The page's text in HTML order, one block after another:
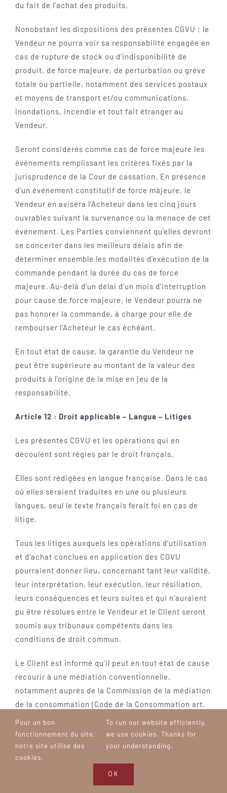
du fait de l’achat des produits.
Nonobstant les dispositions des présentes CGVU ; le
Vendeur ne pourra voir sa responsabilité engagée en
cas de rupture de stock ou d’indisponibilité de
produit, de force majeure, de perturbation ou grève
totale ou partielle, notamment des services postaux
et moyens de transport et/ou communications,
inondations, incendie et tout fait étranger au
Vendeur.
Seront considérés comme cas de force majeure les
événements remplissant les critères fixés par la
jurisprudence de la Cour de cassation. En présence
d’un événement constitutif de force majeure, le
Vendeur en avisera l’Acheteur dans les cinq jours
ouvrables suivant la survenance ou la menace de cet
événement. Les Parties conviennent qu’elles devront
se concerter dans les meilleurs délais afin de
déterminer ensemble les modalités d’exécution de la
commande pendant la durée du cas de force
majeure. Au-delà d’un délai d’un mois d’interruption
pour cause de force majeure, le Vendeur pourra ne
pas honorer la commande, à charge pour elle de
rembourser l’Acheteur le cas échéant.
En tout état de cause, la garantie du Vendeur ne
peut être supérieure au montant de la valeur des
produits à l’origine de la mise en jeu de la
responsabilité.
Article 12 : Droit applicable – Langue – Litiges
Les présentes CGVU et les opérations qui en
découlent sont régies par le droit français.
Elles sont rédigées en langue française. Dans le cas
où elles seraient traduites en une ou plusieurs
langues, seul le texte français ferait foi en cas de
litige.
Tous les litiges auxquels les opérations d’utilisation
et d’achat conclues en application des CGVU
pourraient donner lieu, concernant tant leur validité,
leur interprétation, leur exécution, leur résiliation,
leurs conséquences et leurs suites et qui n’auraient
pu être résolues entre le Vendeur et le Client seront
soumis aux tribunaux compétents dans les
conditions de droit commun.
Le Client est informé qu’il peut en tout état de cause
recourir à une médiation conventionnelle,
notamment auprès de la Commission de la médiation
de la consommation (Code de la Consommation art.
L 612-1) ou à tout mode alternatif de règlement des
différends (conciliation, par exemple) en cas de
contestation.
ANNEXE 1 – FORMULAIRE DE RETRACTATION
Pour un bon
fonctionnement du site,
notre site utilise des
cookies.
To run our website efficiently,
we use cookies. Thanks for
your understanding.
OK